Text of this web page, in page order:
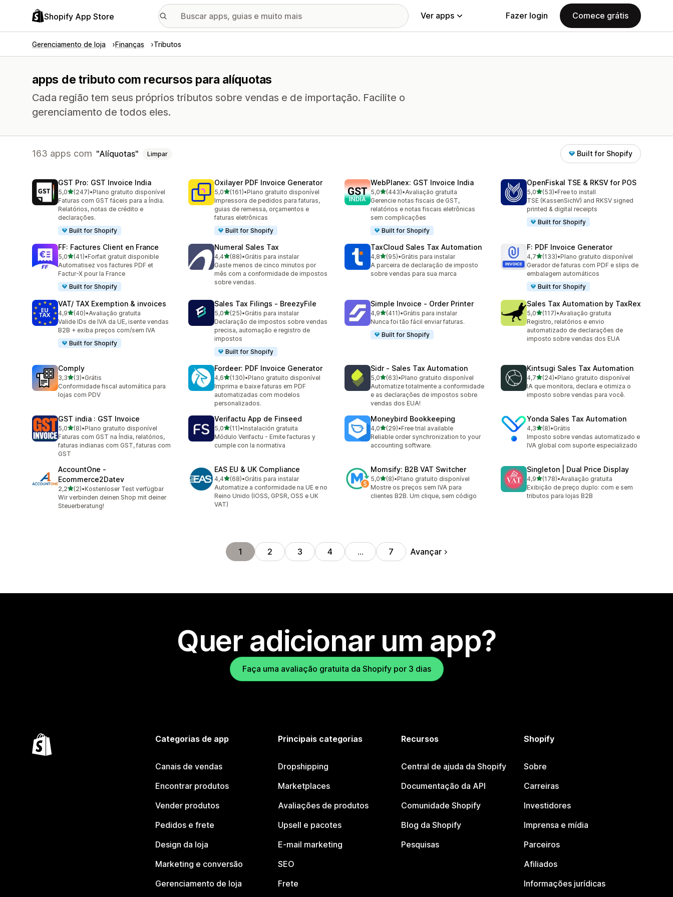
Shopify App Store Ver apps Fazer login Comece grátis
Gerenciamento de loja Finanças Tributos
apps de tributo com recursos para alíquotas
Cada região tem seus próprios tributos sobre vendas e de importação. Facilite o
gerenciamento de todos eles.
163 apps com Alíquotas Limpar Built for Shopify
GST Pro: GST Invoice India
5,0de 5 estrelas
(247)
247 avaliações ao todo
•Plano gratuito disponível
Faturas com GST fáceis para a Índia.
Relatórios, notas de crédito e
declarações.
Built for Shopify
Oxilayer PDF Invoice Generator
5,0de 5 estrelas
(161)
161 avaliações ao todo
•Plano gratuito disponível
Impressora de pedidos para faturas,
guias de remessa, orçamentos e
faturas eletrônicas
Built for Shopify
WebPlanex: GST Invoice India
5,0de 5 estrelas
(443)
443 avaliações ao todo
•Avaliação gratuita
Gerencie notas fiscais de GST,
relatórios e notas fiscais eletrônicas
sem complicações
Built for Shopify
OpenFiskal TSE & RKSV for POS
5,0de 5 estrelas
(53)
53 avaliações ao todo
•Free to install
TSE (KassenSichV) and RKSV signed
printed & digital receipts
Built for Shopify
FF: Factures Client en France
5,0de 5 estrelas
(41)
41 avaliações ao todo
•Forfait gratuit disponible
Automatisez vos factures PDF et
Factur-X pour la France
Built for Shopify
Numeral Sales Tax
4,4de 5 estrelas
(88)
88 avaliações ao todo
•Grátis para instalar
Gaste menos de cinco minutos por
mês com a conformidade de impostos
sobre vendas.
TaxCloud Sales Tax Automation
4,8de 5 estrelas
(95)
95 avaliações ao todo
•Grátis para instalar
A parceira de declaração de imposto
sobre vendas para sua marca
F: PDF Invoice Generator
4,7de 5 estrelas
(133)
133 avaliações ao todo
•Plano gratuito disponível
Gerador de faturas com PDF e slips de
embalagem automáticos
Built for Shopify
VAT/ TAX Exemption & invoices
4,9de 5 estrelas
(40)
40 avaliações ao todo
•Avaliação gratuita
Valide IDs de IVA da UE, isente vendas
B2B + exiba preços com/sem IVA
Built for Shopify
Sales Tax Filings ‑ BreezyFile
5,0de 5 estrelas
(25)
25 avaliações ao todo
•Grátis para instalar
Declaração de impostos sobre vendas
precisa, automação e registro de
impostos
Built for Shopify
Simple Invoice ‑ Order Printer
4,9de 5 estrelas
(411)
411 avaliações ao todo
•Grátis para instalar
Nunca foi tão fácil enviar faturas.
Built for Shopify
Sales Tax Automation by TaxRex
5,0de 5 estrelas
(117)
117 avaliações ao todo
•Avaliação gratuita
Registro, relatórios e envio
automatizado de declarações de
imposto sobre vendas dos EUA
Comply
3,3de 5 estrelas
(3)
3 avaliações ao todo
•Grátis
Conformidade fiscal automática para
lojas com PDV
Fordeer: PDF Invoice Generator
4,6de 5 estrelas
(130)
130 avaliações ao todo
•Plano gratuito disponível
Imprima e baixe faturas em PDF
automatizadas com modelos
personalizados.
Sidr ‑ Sales Tax Automation
5,0de 5 estrelas
(63)
63 avaliações ao todo
•Plano gratuito disponível
Automatize totalmente a conformidade
e as declarações de impostos sobre
vendas dos EUA!
Kintsugi Sales Tax Automation
4,7de 5 estrelas
(24)
24 avaliações ao todo
•Plano gratuito disponível
IA que monitora, declara e otimiza o
imposto sobre vendas para você.
GST india : GST Invoice
5,0de 5 estrelas
(8)
8 avaliações ao todo
•Plano gratuito disponível
Faturas com GST na Índia, relatórios,
faturas indianas com GST, faturas com
GST
Verifactu App de Finseed
5,0de 5 estrelas
(11)
11 avaliações ao todo
•Instalación gratuita
Módulo Verifactu - Emite facturas y
cumple con la normativa
Moneybird Bookkeeping
4,0de 5 estrelas
(29)
29 avaliações ao todo
•Free trial available
Reliable order synchronization to your
accounting software.
Yonda Sales Tax Automation
4,3de 5 estrelas
(8)
8 avaliações ao todo
•Grátis
Imposto sobre vendas automatizado e
IVA global com suporte especializado
AccountOne ‑
Ecommerce2Datev
2,2de 5 estrelas
(2)
2 avaliações ao todo
•Kostenloser Test verfügbar
Wir verbinden deinen Shop mit deiner
Steuerberatung!
EAS EU & UK Compliance
4,4de 5 estrelas
(68)
68 avaliações ao todo
•Grátis para instalar
Automatize a conformidade na UE e no
Reino Unido (IOSS, GPSR, OSS e UK
VAT)
Momsify: B2B VAT Switcher
5,0de 5 estrelas
(8)
8 avaliações ao todo
•Plano gratuito disponível
Mostre os preços sem IVA para
clientes B2B. Um clique, sem código
Singleton | Dual Price Display
4,9de 5 estrelas
(178)
178 avaliações ao todo
•Avaliação gratuita
Exibição de preço duplo: com e sem
tributos para lojas B2B
1 2 3 4 … 7 Avançar
Quer adicionar um app?
Faça uma avaliação gratuita da Shopify por 3 dias
Categorias de app
Canais de vendas
Encontrar produtos
Vender produtos
Pedidos e frete
Design da loja
Marketing e conversão
Gerenciamento de loja
Principais categorias
Dropshipping
Marketplaces
Avaliações de produtos
Upsell e pacotes
E-mail marketing
SEO
Frete
Recursos
Central de ajuda da Shopify
Documentação da API
Comunidade Shopify
Blog da Shopify
Pesquisas
Shopify
Sobre
Carreiras
Investidores
Imprensa e mídia
Parceiros
Afiliados
Informações jurídicas